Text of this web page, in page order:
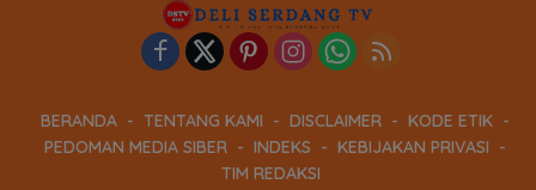
BERANDA TENTANG KAMI DISCLAIMER
KODE ETIK
PEDOMAN MEDIA SIBER
INDEKS
KEBIJAKAN PRIVASI
TIM REDAKSI